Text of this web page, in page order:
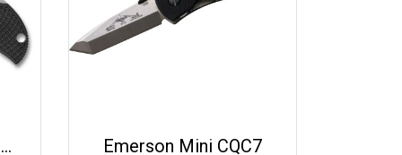
Spyderco MANBUG® WHARNCLIFFE Emerson Mini CQC7